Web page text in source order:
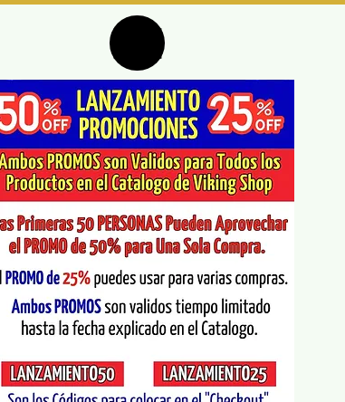
LANZAMIENTO25
es el Código que debes colocar
en el "Checkout" antes el 31.10.25
hora 12 PM, para ahorrar 50%.
Solo para uso una vez.
Para activar el descuento de50% DTO
debes hacer compras total al monto de